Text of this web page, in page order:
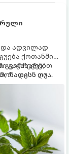
და ადვილად
ქოთანში
გვირჩევენ,
რადგან ღია
ძალიან
გაგახარებთ
თუ